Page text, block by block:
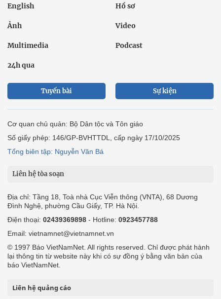
English Hồ sơ
Ảnh Video
Multimedia Podcast
24h qua
Tuyến bài Sự kiện
Cơ quan chủ quản: Bộ Dân tộc và Tôn giáo
Số giấy phép: 146/GP-BVHTTDL, cấp ngày 17/10/2025
Tổng biên tập: Nguyễn Văn Bá
Liên hệ tòa soạn
Địa chỉ: Tầng 18, Toà nhà Cục Viễn thông (VNTA), 68 Dương
Đình Nghệ, phường Cầu Giấy, TP. Hà Nội.
Điện thoại: 02439369898 - Hotline: 0923457788
Email: vietnamnet@vietnamnet.vn
© 1997 Báo VietNamNet. All rights reserved. Chỉ được phát hành
lại thông tin từ website này khi có sự đồng ý bằng văn bản của
báo VietNamNet.
Liên hệ quảng cáo